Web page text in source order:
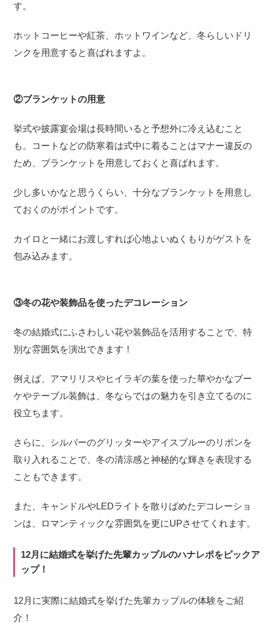
す。
ホットコーヒーや紅茶、ホットワインなど、冬らしいドリ
ンクを用意すると喜ばれますよ。
②ブランケットの用意
挙式や披露宴会場は長時間いると予想外に冷え込むこと
も。コートなどの防寒着は式中に着ることはマナー違反の
ため、ブランケットを用意しておくと喜ばれます。
少し多いかなと思うくらい、十分なブランケットを用意し
ておくのがポイントです。
カイロと一緒にお渡しすれば心地よいぬくもりがゲストを
包み込みます。
③冬の花や装飾品を使ったデコレーション
冬の結婚式にふさわしい花や装飾品を活用することで、特
別な雰囲気を演出できます！
例えば、アマリリスやヒイラギの葉を使った華やかなブー
ケやテーブル装飾は、冬ならではの魅力を引き立てるのに
役立ちます。
さらに、シルバーのグリッターやアイスブルーのリボンを
取り入れることで、冬の清涼感と神秘的な輝きを表現する
こともできます。
また、キャンドルやLEDライトを散りばめたデコレーショ
ンは、ロマンティックな雰囲気を更にUPさせてくれます。
12月に結婚式を挙げた先輩カップルのハナレポをピックア
ップ！
12月に実際に結婚式を挙げた先輩カップルの体験をご紹
介！